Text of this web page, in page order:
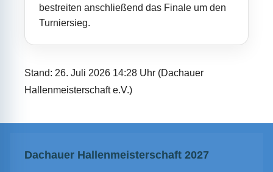
bestreiten anschließend das Finale um den
Turniersieg.
Stand: 26. Juli 2026 14:28 Uhr (Dachauer
Hallenmeisterschaft e.V.)
Dachauer Hallenmeisterschaft 2027